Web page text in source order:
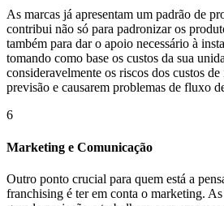
As marcas já apresentam um padrão de
contribui não só para padronizar os
também para dar o apoio necessário à
tomando como base os custos da sua
consideravelmente os riscos dos custos
previsão e causarem problemas de fluxo
6
Marketing e Comunicação
Outro ponto crucial para quem está a
franchising é ter em conta o marketing.